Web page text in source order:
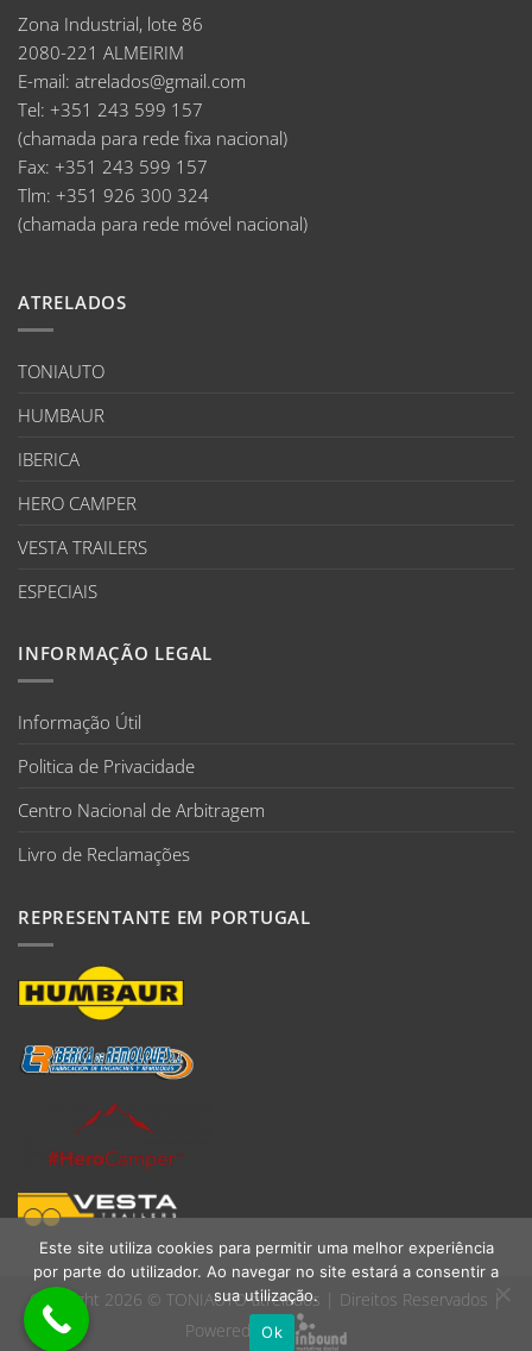
Zona Industrial, lote 86
2080-221 ALMEIRIM
E-mail: atrelados@gmail.com
Tel: +351 243 599 157
(chamada para rede fixa nacional)
Fax: +351 243 599 157
Tlm: +351 926 300 324
(chamada para rede móvel nacional)
ATRELADOS
TONIAUTO
HUMBAUR
IBERICA
HERO CAMPER
VESTA TRAILERS
ESPECIAIS
INFORMAÇÃO LEGAL
Informação Útil
Politica de Privacidade
Centro Nacional de Arbitragem
Livro de Reclamações
REPRESENTANTE EM PORTUGAL
Copyright 2026 © TONIAUTO atrelados | Direitos Reservados |
Powered by:
Este site utiliza cookies para permitir uma melhor experiência
por parte do utilizador. Ao navegar no site estará a consentir a
sua utilização.
Ok